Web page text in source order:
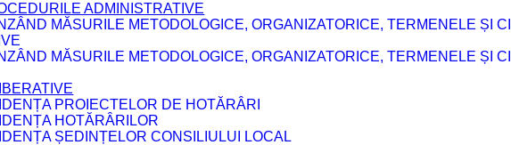
ADMINISTRATIVE
MĂSURILE METODOLOGICE, ORGANIZATORICE, TERMENELE ȘI
MĂSURILE METODOLOGICE, ORGANIZATORICE, TERMENELE ȘI
PROIECTELOR DE HOTĂRÂRI
HOTĂRÂRILOR
ȘEDINȚELOR CONSILIULUI LOCAL